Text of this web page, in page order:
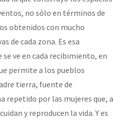
no sólo en términos de
obtenidos con mucho
de cada zona. Es esa
ve en cada recibimiento, en
permite a los pueblos
tierra, fuente de
repetido por las mujeres que, a
y reproducen la vida. Y es